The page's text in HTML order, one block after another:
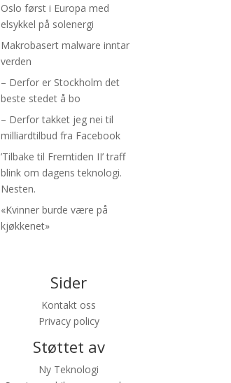
Oslo først i Europa med
elsykkel på solenergi
Makrobasert malware inntar
verden
– Derfor er Stockholm det
beste stedet å bo
– Derfor takket jeg nei til
milliardtilbud fra Facebook
’Tilbake til Fremtiden II’ traff
blink om dagens teknologi.
Nesten.
«Kvinner burde være på
kjøkkenet»
Sider
Kontakt oss
Privacy policy
Støttet av
Ny Teknologi